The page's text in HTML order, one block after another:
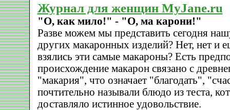
Журнал для женщин MyJane.ru
"О, как мило!" - "О, ма карони!"
Разве можем мы представить сегодня
других макаронных изделий? Нет, нет и
взялись эти самые макароны? Есть
происхождение макарон связано с
"макария", что означает "благодать",
почтительно называли блюдо из теста,
доставляло истинное удовольствие.